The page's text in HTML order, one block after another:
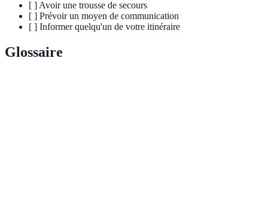
[ ] Avoir une trousse de secours
[ ] Prévoir un moyen de communication
[ ] Informer quelqu'un de votre itinéraire
Glossaire